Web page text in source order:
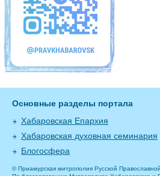
Основные разделы портала
Хабаровская Епархия
Хабаровская духовная семинария
Блогосфера
© Приамурская митрополия Русской